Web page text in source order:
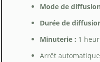
Mode de
Durée de
Minuterie : 1
Arrêt